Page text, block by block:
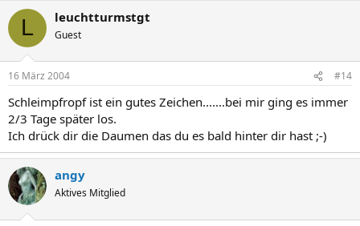
L leuchtturmstgt
Guest
16 März 2004 #14
Schleimpfropf ist ein gutes Zeichen.......bei mir ging es immer
2/3 Tage später los.
Ich drück dir die Daumen das du es bald hinter dir hast ;-)
angy
Aktives Mitglied